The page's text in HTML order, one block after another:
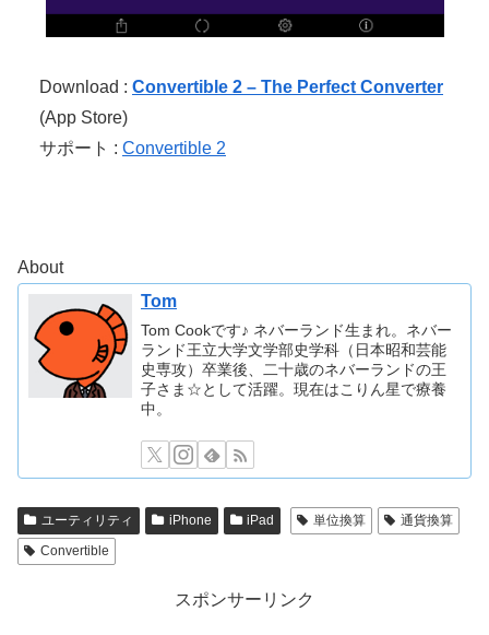
Download : Convertible 2 – The Perfect Converter
(App Store)
サポート : Convertible 2
About
Tom
Tom Cookです♪ ネバーランド生まれ。ネバー
ランド王立大学文学部史学科（日本昭和芸能
史専攻）卒業後、二十歳のネバーランドの王
子さま☆として活躍。現在はこりん星で療養
中。
ユーティリティ iPhone iPad 単位換算
通貨換算
Convertible
スポンサーリンク